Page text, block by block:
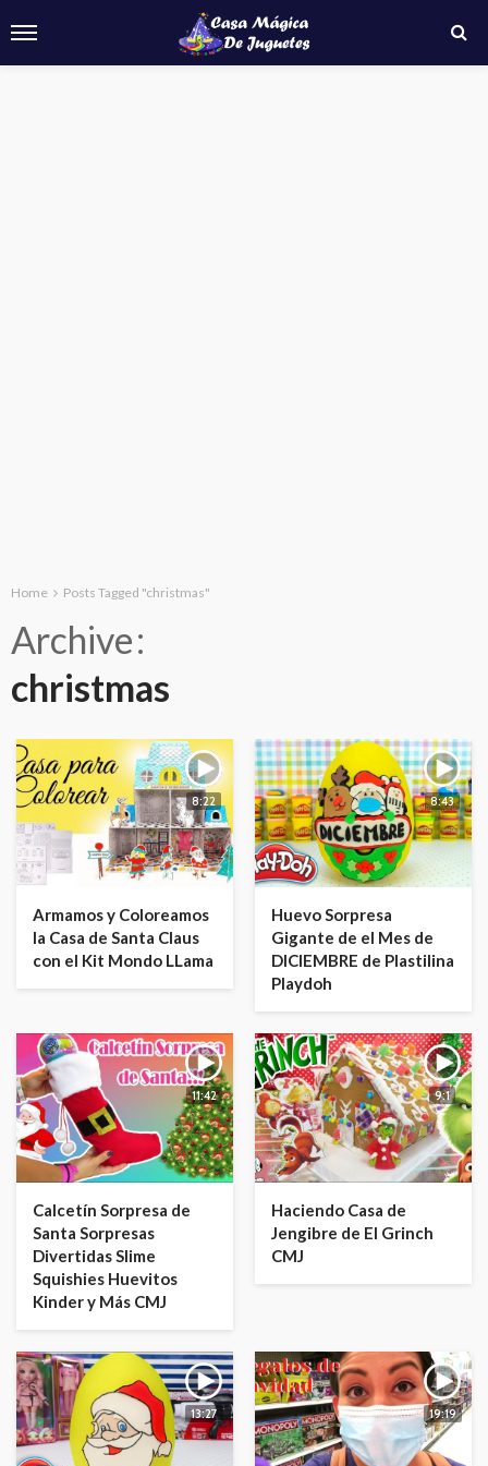
Home Posts Tagged "christmas"
Archive
christmas
8:22
Armamos y Coloreamos
la Casa de Santa Claus
con el Kit Mondo LLama
8:43
Huevo Sorpresa
Gigante de el Mes de
DICIEMBRE de Plastilina
Playdoh
11:42
Calcetín Sorpresa de
Santa Sorpresas
Divertidas Slime
Squishies Huevitos
Kinder y Más CMJ
9:1
Haciendo Casa de
Jengibre de El Grinch
CMJ
13:27 19:19